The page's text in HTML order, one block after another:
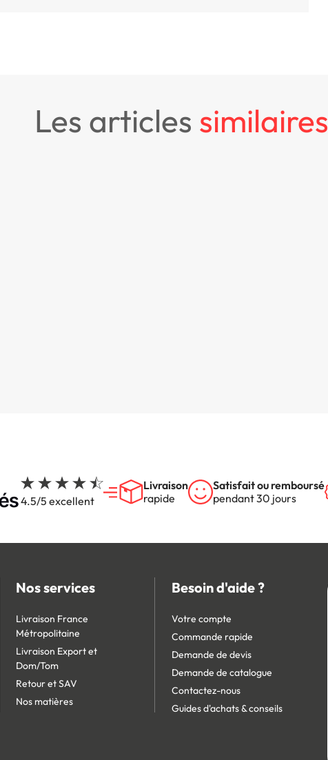
les articles similaires
4.5/5 excellent
Livraison
rapide
Satisfait ou remboursé
pendant 30 jours
Nos services
Livraison France
Métropolitaine
Livraison Export et
Dom/Tom
Retour et SAV
Nos matières
Besoin d'aide ?
Votre compte
Commande rapide
Demande de devis
Demande de catalogue
Contactez-nous
Guides d'achats & conseils